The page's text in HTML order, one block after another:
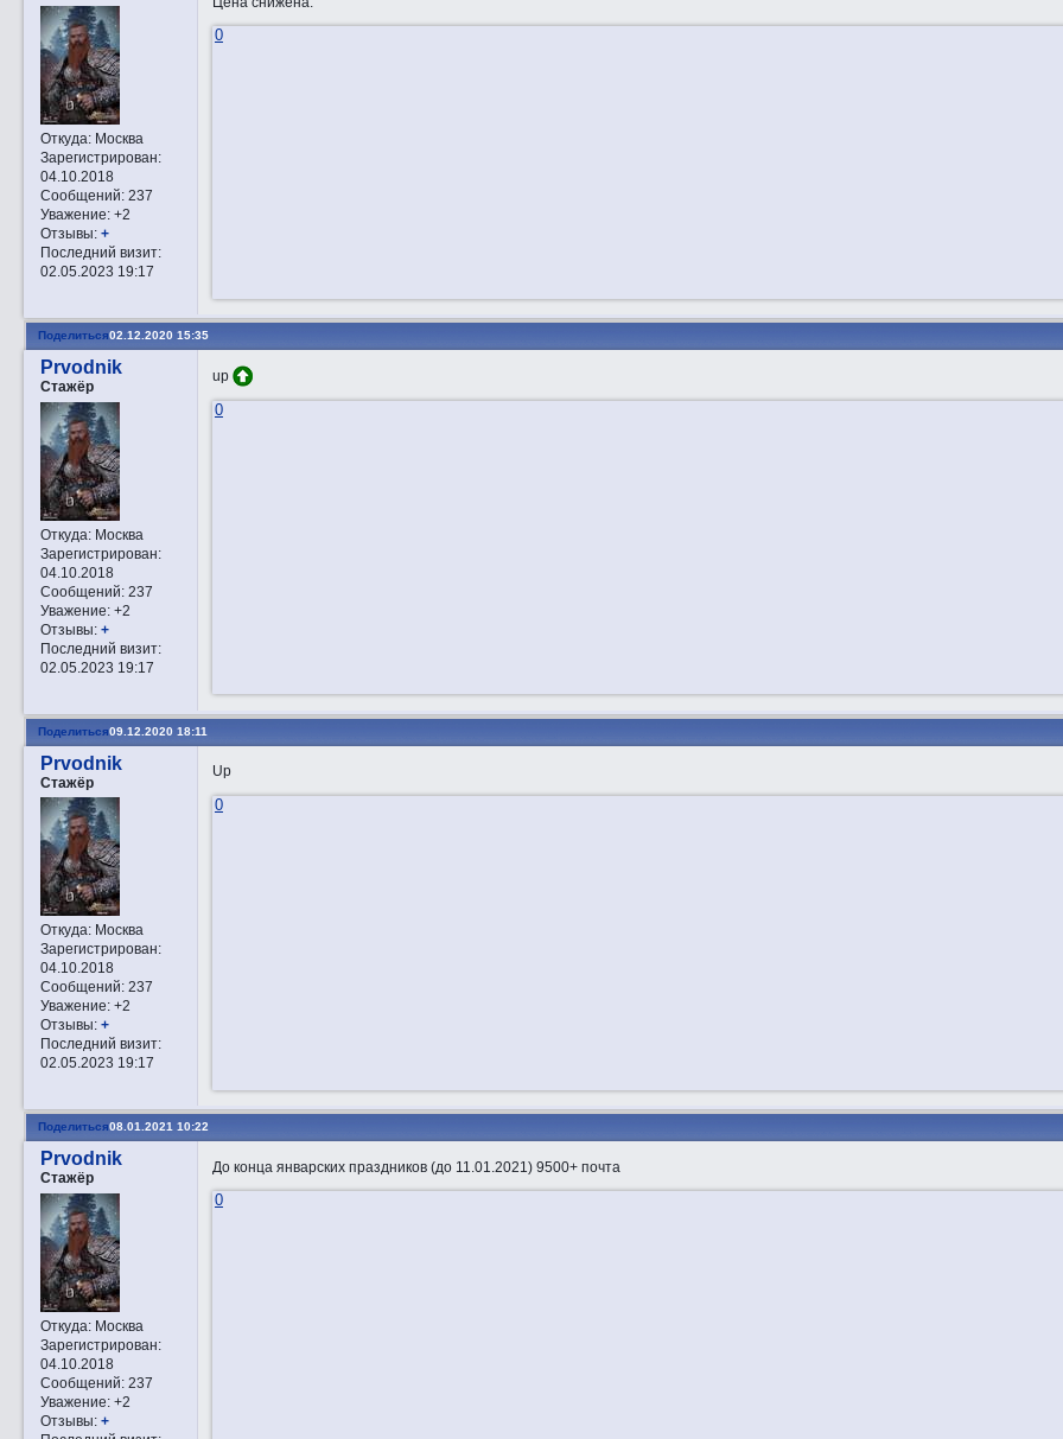
Откуда:Москва
Зарегистрирован:
04.10.2018
Сообщений:237
Уважение: +2
Отзывы: +
Последний визит:
02.05.2023 19:17
0
Поделиться02.12.2020 15:35
Prvodnik
Стажёр
Откуда:Москва
Зарегистрирован:
04.10.2018
Сообщений:237
Уважение: +2
Отзывы: +
Последний визит:
02.05.2023 19:17
up
0
Поделиться09.12.2020 18:11
Prvodnik
Стажёр
Откуда:Москва
Зарегистрирован:
04.10.2018
Сообщений:237
Уважение: +2
Отзывы: +
Последний визит:
02.05.2023 19:17
Up
0
Поделиться08.01.2021 10:22
Prvodnik
Стажёр
Откуда:Москва
Зарегистрирован:
04.10.2018
Сообщений:237
Уважение: +2
Отзывы: +
До конца январских праздников (до 11.01.2021) 9500+ почта
0